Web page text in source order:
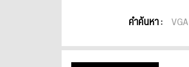
คำค้นหา : VGA